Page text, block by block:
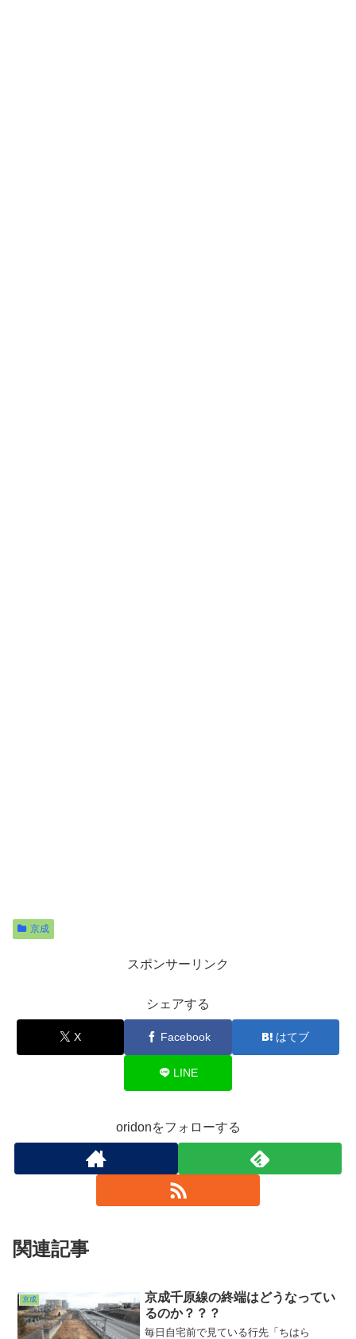
京成
スポンサーリンク
シェアする
X Facebook はてブ
LINE
oridonをフォローする
関連記事
京成
京成千原線の終端はどうなってい
るのか？？？
毎日自宅前で見ている行先「ちはら